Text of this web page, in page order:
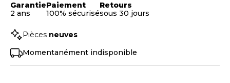
Garantie
2 ans
Paiement
100% sécurisé
Retours
sous 30 jours
Pièces neuves
Momentanément indisponible